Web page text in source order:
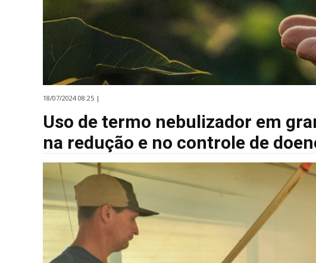
18/07/2024 08:25 |
Uso de termo nebulizador em
na redução e no controle de